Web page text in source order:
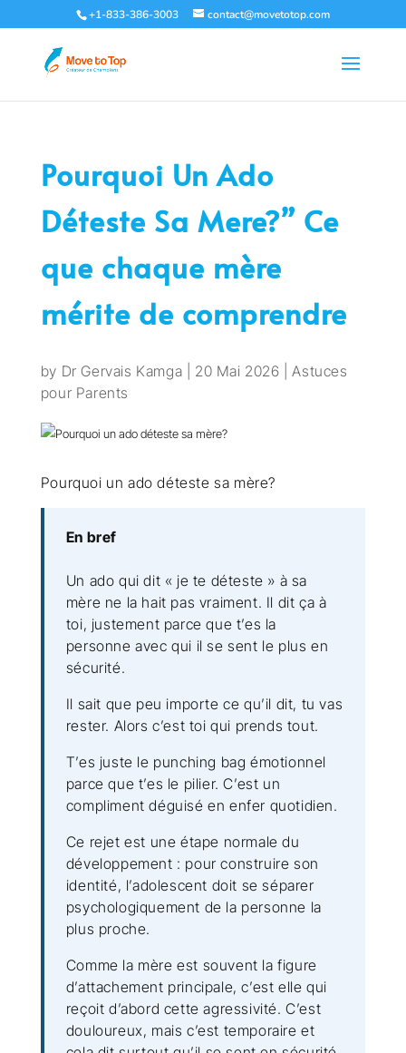
+1-833-386-3003 contact@movetotop.com
Pourquoi Un Ado
Déteste Sa Mere?” Ce
que chaque mère
mérite de comprendre
by Dr Gervais Kamga 20 Mai 2026 |Astuces
pour Parents
Pourquoi un ado déteste sa mère?
En bref
Un ado qui dit « je te déteste » à sa
mère ne la hait pas vraiment. Il dit ça à
toi, justement parce que t’es la
personne avec qui il se sent le plus en
sécurité.
Il sait que peu importe ce qu’il dit, tu vas
rester. Alors c’est toi qui prends tout.
T’es juste le punching bag émotionnel
parce que t’es le pilier. C’est un
compliment déguisé en enfer quotidien.
Ce rejet est une étape normale du
développement : pour construire son
identité, l’adolescent doit se séparer
psychologiquement de la personne la
plus proche.
Comme la mère est souvent la figure
d’attachement principale, c’est elle qui
reçoit d’abord cette agressivité. C’est
douloureux, mais c’est temporaire et